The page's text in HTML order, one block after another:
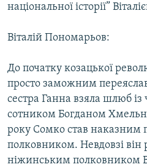
національної історії”
Віталій Пономарьов:
До початку козацької
просто заможним
сестра Ганна взяла шлюб
сотником Богданом
року Сомко став наказним
полковником. Невдовзі він
ніжинським полковником